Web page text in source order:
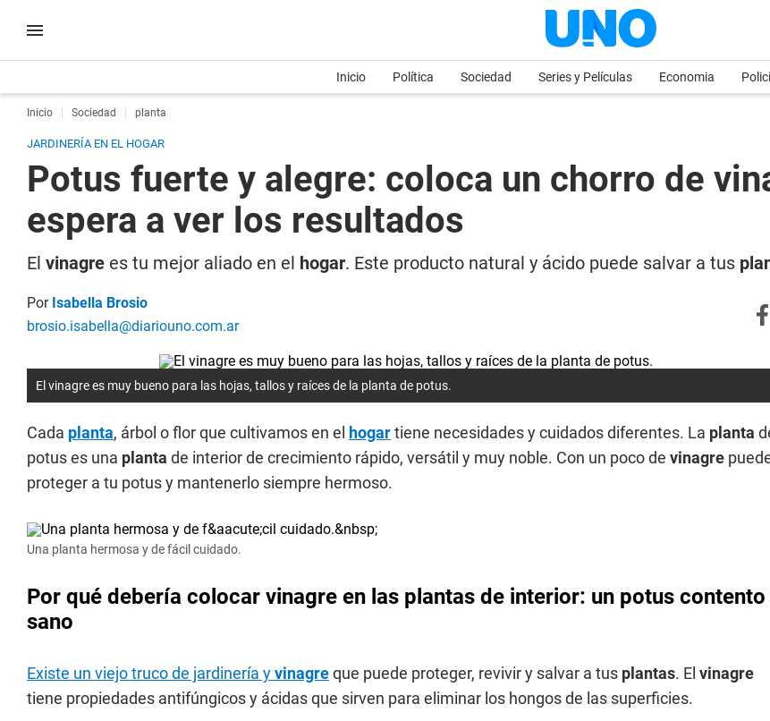
Inicio Política Sociedad Series y Películas Economia
Inicio Sociedad planta
JARDINERÍA EN EL HOGAR
Potus fuerte y alegre: coloca un chorro de
espera a ver los resultados
El vinagre es tu mejor aliado en el hogar. Este producto natural y ácido puede salvar a tus
Por Isabella Brosio
brosio.isabella@diariouno.com.ar
El vinagre es muy bueno para las hojas, tallos y raíces de la planta de potus.
Cada planta, árbol o flor que cultivamos en el hogartiene necesidades y cuidados diferentes. La planta
potus es una planta de interior de crecimiento rápido, versátil y muy noble. Con un poco de vinagre
proteger a tu potus y mantenerlo siempre hermoso.
Una planta hermosa y de fácil cuidado.
Por qué debería colocar vinagre en las plantas de interior: un potus contento
sano
Existe un viejo truco de jardinería yvinagreque puede proteger, revivir y salvar a tus plantas. El vinagre
tiene propiedades antifúngicos y ácidas que sirven para eliminar los hongos de las superficies.